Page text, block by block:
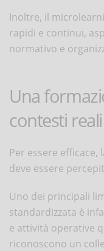
Inoltre, il
rapidi e continui,
normativo e
Una
contesti reali
Per essere efficace,
deve essere
Uno dei principali
standardizzata è
e attività operative
riconoscono un